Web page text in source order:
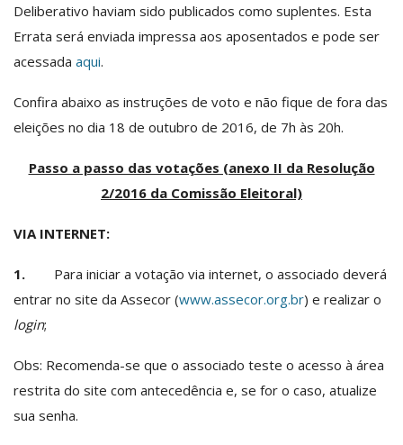
Deliberativo haviam sido publicados como suplentes. Esta
Errata será enviada impressa aos aposentados e pode ser
acessada aqui.
Confira abaixo as instruções de voto e não fique de fora das
eleições no dia 18 de outubro de 2016, de 7h às 20h.
Passo a passo das votações (anexo II da Resolução
2/2016 da Comissão Eleitoral)
VIA INTERNET:
1. Para iniciar a votação via internet, o associado deverá
entrar no site da Assecor (www.assecor.org.br) e realizar o
login;
Obs: Recomenda-se que o associado teste o acesso à área
restrita do site com antecedência e, se for o caso, atualize
sua senha.